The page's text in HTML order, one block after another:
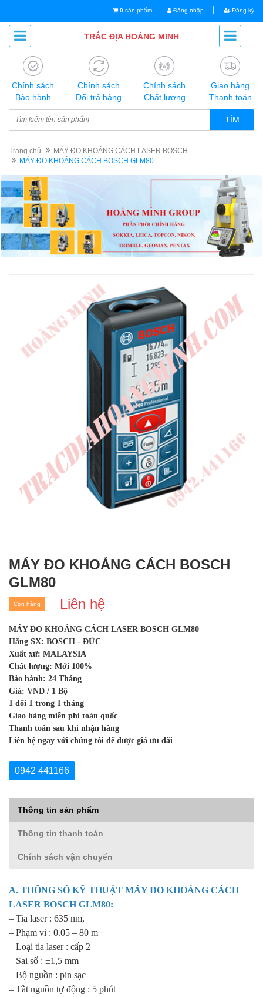
0 sản phẩm Đăng nhập | Đăng ký
TRẮC ĐỊA HOÀNG MINH
Chính sách
Bảo hành
Chính sách
Đổi trả hàng
Chính sách
Chất lượng
Giao hàng
Thanh toán
TÌM
Trang chủ
MÁY ĐO KHOẢNG CÁCH LASER BOSCH
MÁY ĐO KHOẢNG CÁCH BOSCH GLM80
MÁY ĐO KHOẢNG CÁCH BOSCH
GLM80
Liên hệ
Còn hàng
MÁY ĐO KHOẢNG CÁCH LASER BOSCH GLM80
Hãng SX: BOSCH - ĐỨC
Xuất xứ: MALAYSIA
Chất lượng: Mới 100%
Bảo hành: 24 Tháng
Giá: VNĐ / 1 Bộ
1 đổi 1 trong 1 tháng
Giao hàng miễn phí toàn quốc
Thanh toán sau khi nhận hàng
Liên hệ ngay với chúng tôi để được giá ưu đãi
0942 441166
Thông tin sản phẩm
Thông tin thanh toán
Chính sách vận chuyển
A. THÔNG SỐ KỸ THUẬT MÁY ĐO KHOẢNG CÁCH
LASER BOSCH GLM80:
– Tia laser : 635 nm,
– Phạm vi : 0.05 – 80 m
– Loại tia laser : cấp 2
– Sai số : ±1,5 mm
– Bộ nguồn : pin sạc
– Tắt nguồn tự động : 5 phút